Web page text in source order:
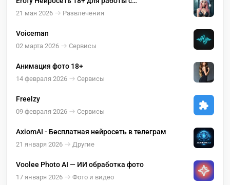
изображениями ( оживление, раздевание )
21 мая 2026 Развлечения
Voiceman
02 марта 2026 Сервисы
Анимация фото 18+
14 февраля 2026 Сервисы
Freelzy
09 февраля 2026 Сервисы
AxiomAI - Бесплатная нейросеть в телеграм
21 января 2026 Другие
Voolee Photo AI — ИИ обработка фото
17 января 2026 Фото и видео